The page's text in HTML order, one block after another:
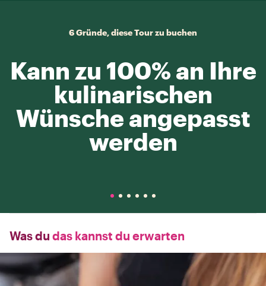
6 Gründe, diese Tour zu buchen
Kann zu 100% an Ihre
kulinarischen
Wünsche angepasst
werden
Was du das kannst du erwarten